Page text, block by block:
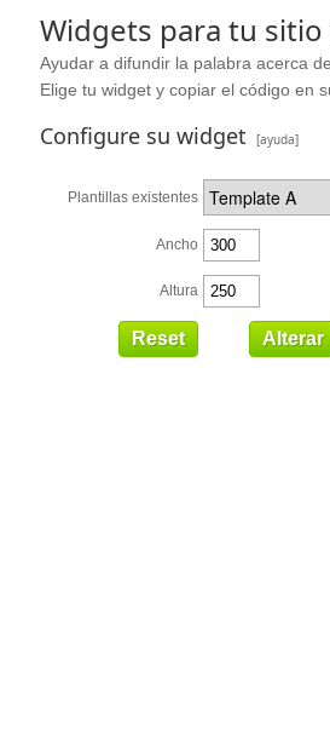
Widgets para tu sitio
Ayudar a difundir la palabra acerca
Elige tu widget y copiar el código en
Configure su widget [ayuda]
Plantillas existentes
Ancho
Altura